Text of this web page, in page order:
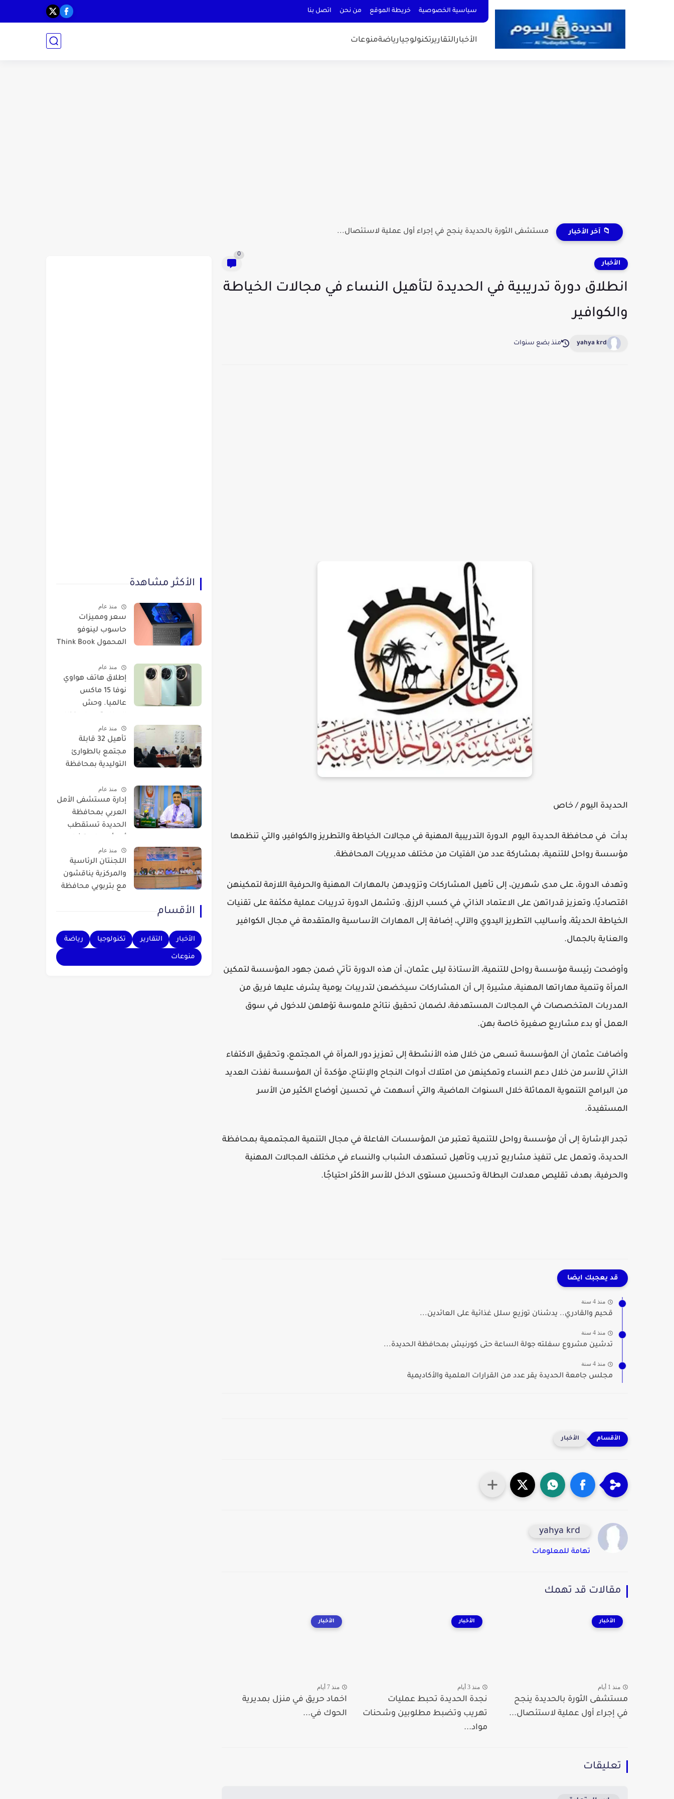
سياسية الخصوصية خريطة الموقع من نحن اتصل بنا
الأخبارالتقاريرتكنولوجيارياضةمنوعات
📁 آخر الأخبار مستشفى الثورة بالحديدة ينجح في إجراء أول عملية لاستئصال...
الأخبار
0
انطلاق دورة تدريبية في الحديدة لتأهيل النساء في مجالات الخياطة
والكوافير
yahya krd منذ بضع سنوات
الحديدة اليوم / خاص
بدأت في محافظة الحديدة اليوم الدورة التدريبية المهنية في مجالات الخياطة والتطريز والكوافير، والتي تنظمها
مؤسسة رواحل للتنمية، بمشاركة عدد من الفتيات من مختلف مديريات المحافظة.
وتهدف الدورة، على مدى شهرين، إلى تأهيل المشاركات وتزويدهن بالمهارات المهنية والحرفية اللازمة لتمكينهن
اقتصاديًا، وتعزيز قدراتهن على الاعتماد الذاتي في كسب الرزق. وتشمل الدورة تدريبات عملية مكثفة على تقنيات
الخياطة الحديثة، وأساليب التطريز اليدوي والآلي، إضافة إلى المهارات الأساسية والمتقدمة في مجال الكوافير
والعناية بالجمال.
وأوضحت رئيسة مؤسسة رواحل للتنمية، الأستاذة ليلى عثمان، أن هذه الدورة تأتي ضمن جهود المؤسسة لتمكين
المرأة وتنمية مهاراتها المهنية، مشيرة إلى أن المشاركات سيخضعن لتدريبات يومية يشرف عليها فريق من
المدربات المتخصصات في المجالات المستهدفة، لضمان تحقيق نتائج ملموسة تؤهلهن للدخول في سوق
العمل أو بدء مشاريع صغيرة خاصة بهن.
وأضافت عثمان أن المؤسسة تسعى من خلال هذه الأنشطة إلى تعزيز دور المرأة في المجتمع، وتحقيق الاكتفاء
الذاتي للأسر من خلال دعم النساء وتمكينهن من امتلاك أدوات النجاح والإنتاج، مؤكدة أن المؤسسة نفذت العديد
من البرامج التنموية المماثلة خلال السنوات الماضية، والتي أسهمت في تحسين أوضاع الكثير من الأسر
المستفيدة.
تجدر الإشارة إلى أن مؤسسة رواحل للتنمية تعتبر من المؤسسات الفاعلة في مجال التنمية المجتمعية بمحافظة
الحديدة، وتعمل على تنفيذ مشاريع تدريب وتأهيل تستهدف الشباب والنساء في مختلف المجالات المهنية
والحرفية، بهدف تقليص معدلات البطالة وتحسين مستوى الدخل للأسر الأكثر احتياجًا.
قد يعجبك ايضا
منذ 4 سنة
قحيم والقادري.. يدشنان توزيع سلل غذائية على العائدين...
منذ 4 سنة
تدشين مشروع سفلته جولة الساعة حتى كورنيش بمحافظة الحديدة...
منذ 4 سنة
مجلس جامعة الحديدة يقر عدد من القرارات العلمية والأكاديمية
الأخبار
yahya krd
تهامة للمعلومات
مقالات قد تهمك
الأخبار
منذ 1 أيام
مستشفى الثورة بالحديدة ينجح
في إجراء أول عملية لاستئصال...
الأخبار
منذ 3 أيام
نجدة الحديدة تحبط عمليات
تهريب وتضبط مطلوبين وشحنات
مواد...
الأخبار
منذ 7 أيام
اخماد حريق في منزل بمديرية
الحوك في...
تعليقات
الأكثر مشاهدة
منذ عام
سعر ومميزات
حاسوب لينوفو
المحمول Think Book
منذ عام
​إطلاق هاتف هواوي
نوفا 15 ماكس
عالميا. وحش
EMUI 14.
منذ عام
تأهيل 32 قابلة
مجتمع بالطوارئ
التوليدية بمحافظة
منذ عام
إدارة مستشفى الأمل
العربي بمحافظة
الحديدة تستقطب
العيون.
منذ عام
اللجنتان الرئاسية
والمركزية يناقشون
مع بتربويي محافظة
الأقسام
الأخبار التقارير تكنولوجيا رياضة
منوعات